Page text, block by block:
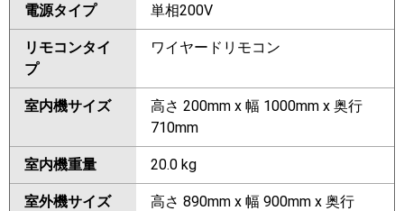
電源タイプ 単相200V
リモコンタイ
プ
ワイヤードリモコン
室内機サイズ
高さ 200mm x 幅 1000mm x 奥行
710mm
室内機重量 20.0 kg
室外機サイズ
高さ 890mm x 幅 900mm x 奥行